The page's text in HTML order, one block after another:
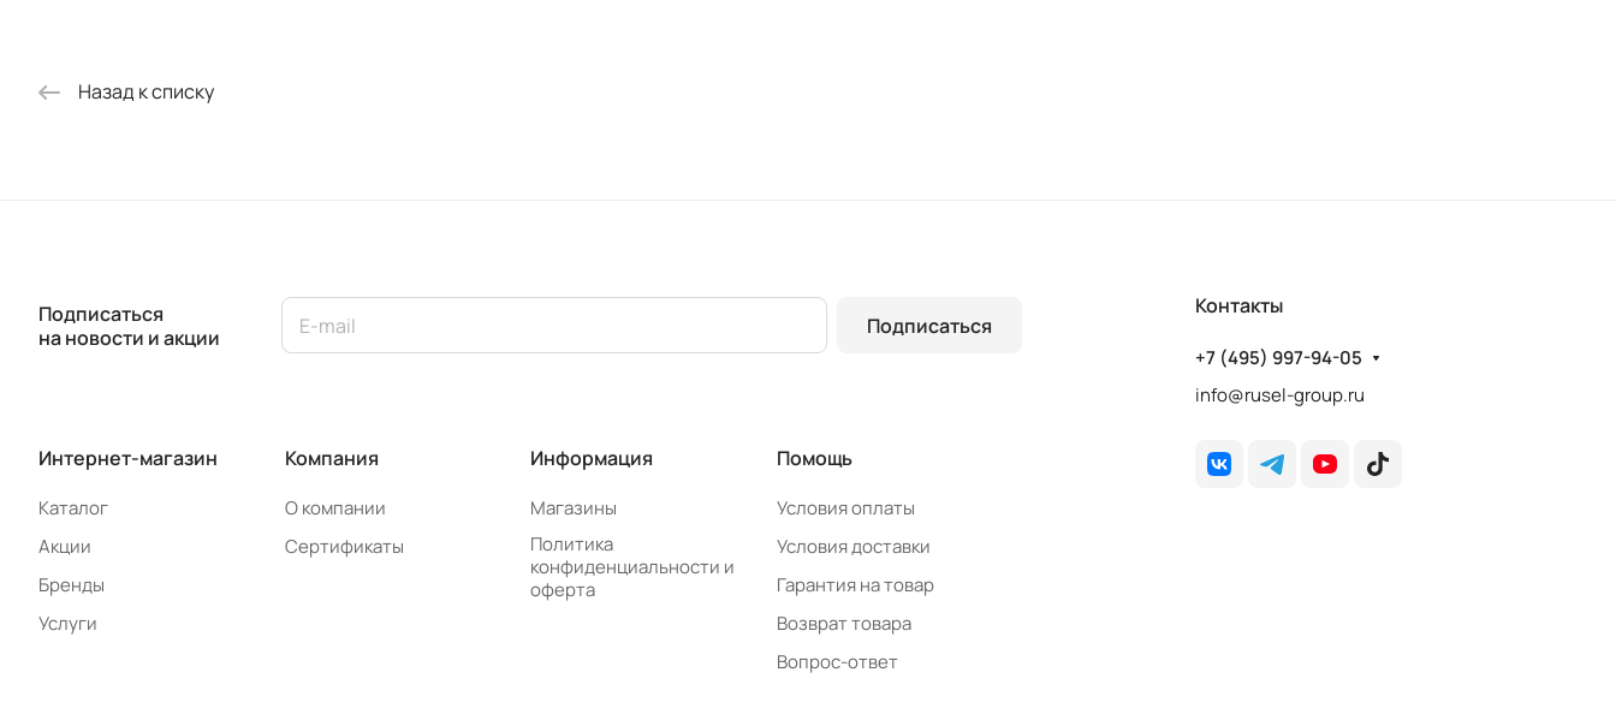
Назад к списку
Подписаться
на новости и акции
Подписаться
Интернет-магазин
Каталог
Акции
Бренды
Услуги
Компания
О компании
Сертификаты
Информация
Магазины
Политика
конфиденциальности и
оферта
Помощь
Условия оплаты
Условия доставки
Гарантия на товар
Возврат товара
Вопрос-ответ
Контакты
+7 (495) 997-94-05
info@rusel-group.ru